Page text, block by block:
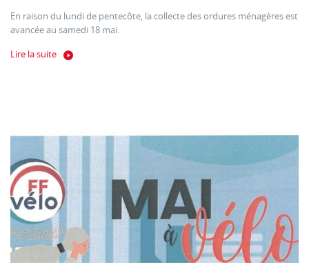
En raison du lundi de pentecôte, la collecte des ordures ménagères est
avancée au samedi 18 mai.
Lire la suite